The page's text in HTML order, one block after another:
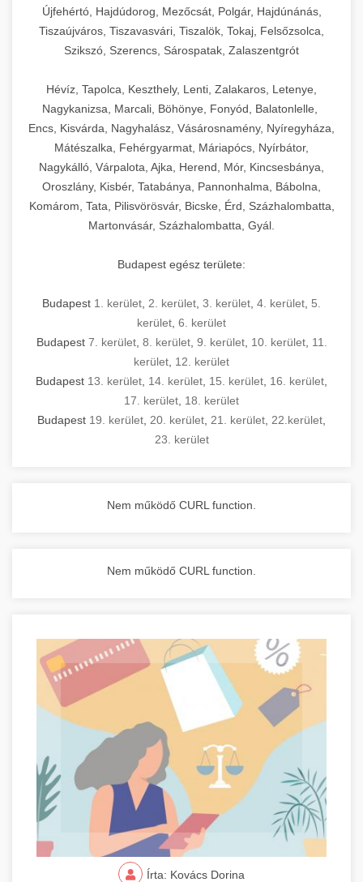
Újfehértó, Hajdúdorog, Mezőcsát, Polgár, Hajdúnánás,
Tiszaújváros, Tiszavasvári, Tiszalök, Tokaj, Felsőzsolca,
Szikszó, Szerencs, Sárospatak, Zalaszentgrót
Hévíz, Tapolca, Keszthely, Lenti, Zalakaros, Letenye,
Nagykanizsa, Marcali, Böhönye, Fonyód, Balatonlelle,
Encs, Kisvárda, Nagyhalász, Vásárosnamény, Nyíregyháza,
Mátészalka, Fehérgyarmat, Máriapócs, Nyírbátor,
Nagykálló, Várpalota, Ajka, Herend, Mór, Kincsesbánya,
Oroszlány, Kisbér, Tatabánya, Pannonhalma, Bábolna,
Komárom, Tata, Pilisvörösvár, Bicske, Érd, Százhalombatta,
Martonvásár, Százhalombatta, Gyál.
Budapest egész területe:
Budapest 1. kerület 2. kerület 3. kerület 4. kerület 5.
kerület 6. kerület
Budapest 7. kerület, 8. kerület, 9. kerület, 10. kerület, 11.
kerület 12. kerület
Budapest 13. kerület 14. kerület 15. kerület 16. kerület
17. kerület 18. kerület
Budapest 19. kerület 20. kerület 21. kerület 22.kerület
23. kerület
Nem működő CURL function.
Nem működő CURL function.
Írta: Kovács Dorina